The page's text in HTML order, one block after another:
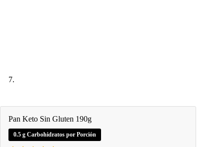
Pan Keto Sin Gluten 190g
0.5 g Carbohidratos por Porción